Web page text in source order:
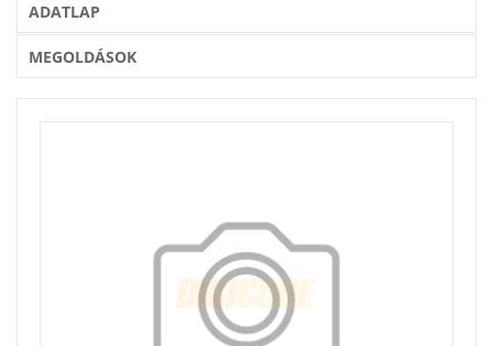
ADATLAP
MEGOLDÁSOK